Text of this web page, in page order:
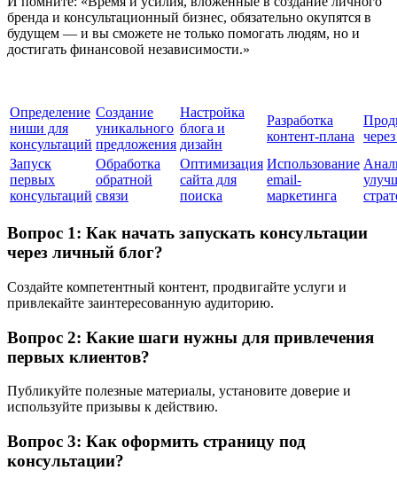
бренда и консультационный бизнес, обязательно окупятся в
будущем — и вы сможете не только помогать людям, но и
достигать финансовой независимости.»
Определение
ниши для
консультаций
Создание
уникального
предложения
Настройка
блога и
дизайн
Разработка
контент-плана
Запуск
первых
консультаций
Обработка
обратной
связи
Оптимизация
сайта для
поиска
Использование
email-
маркетинга
Вопрос 1: Как начать запускать консультации
через личный блог?
Создайте компетентный контент, продвигайте услуги и
привлекайте заинтересованную аудиторию.
Вопрос 2: Какие шаги нужны для привлечения
первых клиентов?
Публикуйте полезные материалы, установите доверие и
используйте призывы к действию.
Вопрос 3: Как оформить страницу под
консультации?